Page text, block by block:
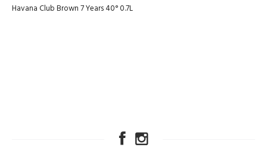
Havana Club Brown 7 Years 40° 0.7L